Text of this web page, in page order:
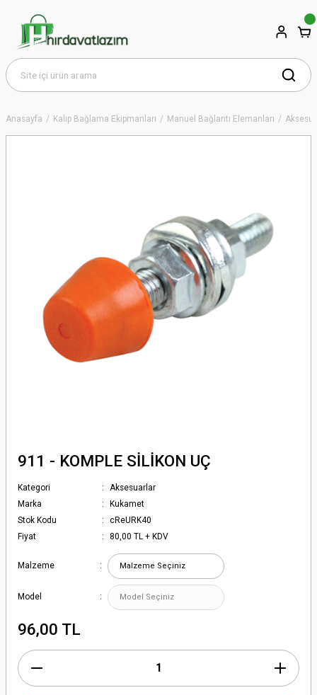
Anasayfa Kalıp Bağlama Ekipmanları Manuel Bağlantı Elemanları
911 - KOMPLE SİLİKON UÇ
Kategori
Aksesuarlar
Marka
Kukamet
Stok Kodu
cReURK40
Fiyat
80,00 TL + KDV
Malzeme
Model
96,00 TL